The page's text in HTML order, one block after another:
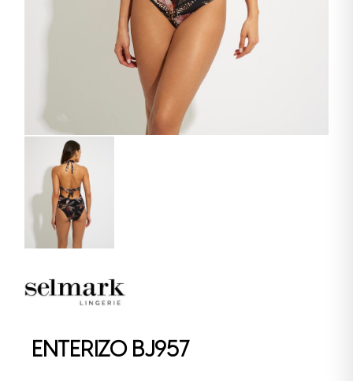
ENTERIZO BJ957